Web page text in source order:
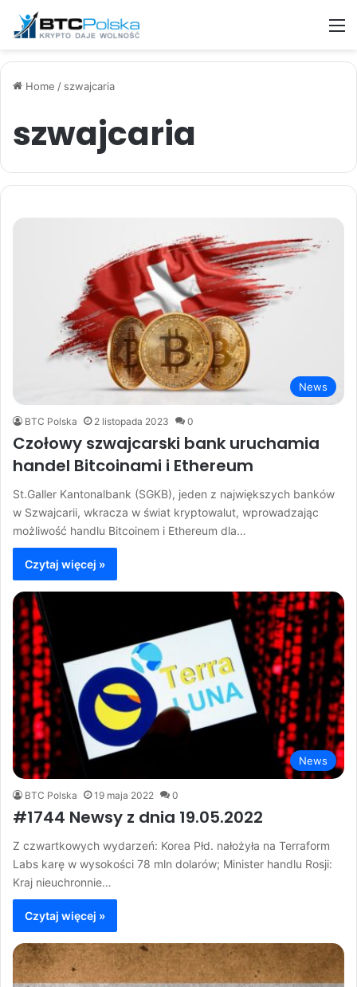
Home / szwajcaria
szwajcaria
News
BTC Polska 2 listopada 2023 0
Czołowy szwajcarski bank uruchamia
handel Bitcoinami i Ethereum
St.Galler Kantonalbank (SGKB), jeden z największych banków
w Szwajcarii, wkracza w świat kryptowalut, wprowadzając
możliwość handlu Bitcoinem i Ethereum dla…
Czytaj więcej »
News
BTC Polska 19 maja 2022 0
#1744 Newsy z dnia 19.05.2022
Z czwartkowych wydarzeń: Korea Płd. nałożyła na Terraform
Labs karę w wysokości 78 mln dolarów; Minister handlu Rosji:
Kraj nieuchronnie…
Czytaj więcej »